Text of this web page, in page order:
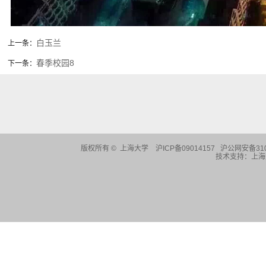
上一条： 白玉兰
下一条： 春季校园8
版权所有 © 上海大学
沪ICP备09014157 沪公网安备
技术支持：上